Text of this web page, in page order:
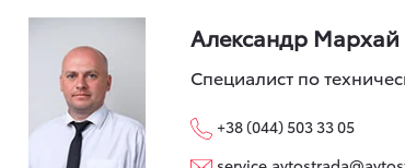
Александр Мархай
Специалист по
+38 (044) 503 33 05